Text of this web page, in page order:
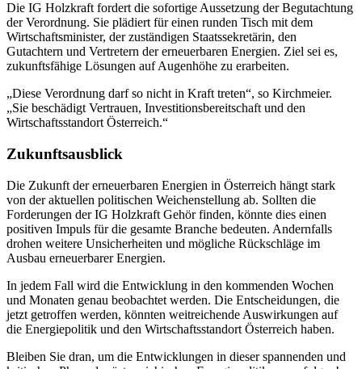
Die IG Holzkraft fordert die sofortige Aussetzung der Begutachtung
der Verordnung. Sie plädiert für einen runden Tisch mit dem
Wirtschaftsminister, der zuständigen Staatssekretärin, den
Gutachtern und Vertretern der erneuerbaren Energien. Ziel sei es,
zukunftsfähige Lösungen auf Augenhöhe zu erarbeiten.
„Diese Verordnung darf so nicht in Kraft treten“, so Kirchmeier.
„Sie beschädigt Vertrauen, Investitionsbereitschaft und den
Wirtschaftsstandort Österreich.“
Zukunftsausblick
Die Zukunft der erneuerbaren Energien in Österreich hängt stark
von der aktuellen politischen Weichenstellung ab. Sollten die
Forderungen der IG Holzkraft Gehör finden, könnte dies einen
positiven Impuls für die gesamte Branche bedeuten. Andernfalls
drohen weitere Unsicherheiten und mögliche Rückschläge im
Ausbau erneuerbarer Energien.
In jedem Fall wird die Entwicklung in den kommenden Wochen
und Monaten genau beobachtet werden. Die Entscheidungen, die
jetzt getroffen werden, könnten weitreichende Auswirkungen auf
die Energiepolitik und den Wirtschaftsstandort Österreich haben.
Bleiben Sie dran, um die Entwicklungen in dieser spannenden und